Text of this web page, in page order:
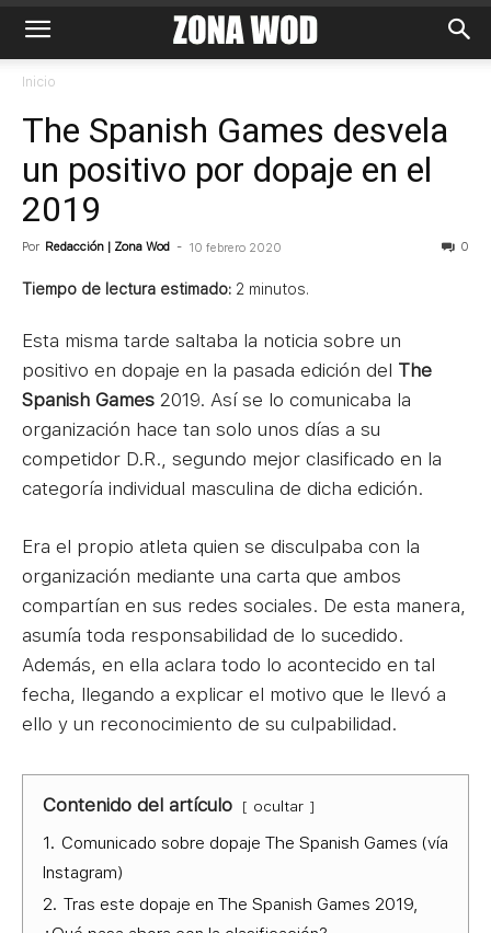
Inicio
The Spanish Games desvela
un positivo por dopaje en el
2019
Por Redacción | Zona Wod - 10 febrero 2020 0
Tiempo de lectura estimado: 2 minutos.
Esta misma tarde saltaba la noticia sobre un
positivo en dopaje en la pasada edición del The
Spanish Games 2019. Así se lo comunicaba la
organización hace tan solo unos días a su
competidor D.R., segundo mejor clasificado en la
categoría individual masculina de dicha edición.
Era el propio atleta quien se disculpaba con la
organización mediante una carta que ambos
compartían en sus redes sociales. De esta manera,
asumía toda responsabilidad de lo sucedido.
Además, en ella aclara todo lo acontecido en tal
fecha, llegando a explicar el motivo que le llevó a
ello y un reconocimiento de su culpabilidad.
Contenido del artículo ocultar
1. Comunicado sobre dopaje The Spanish Games (vía
Instagram)
2. Tras este dopaje en The Spanish Games 2019,